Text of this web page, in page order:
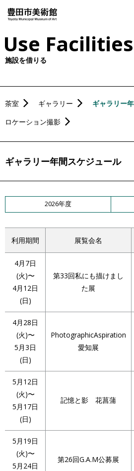
Use Facilities
施設を借りる
茶室 ギャラリー
ギャラリー
ロケーション撮影
ギャラリー年間スケジュール
2026年度
利用期間 展覧会名
4月7日
(火)〜
4月12日
(日)
第33回私にも描けまし
た展
4月28日
(火)〜
5月3日
(日)
PhotographicAspiration
愛知展
5月12日
(火)〜
5月17日
(日)
記憶と影 花菖蒲
5月19日
(火)〜
5月24日
第26回G.A.M公募展